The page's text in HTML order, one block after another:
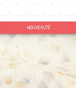
NOUVEAUTÉ